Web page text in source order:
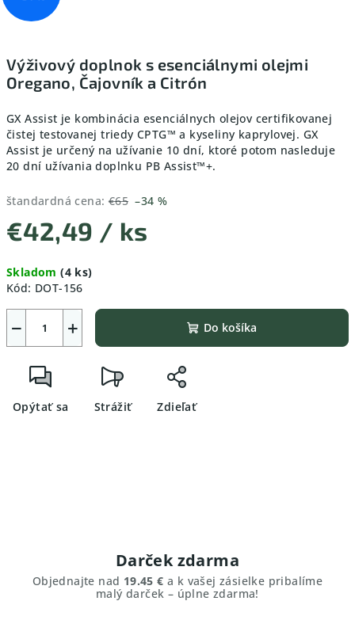
Výživový doplnok s esenciálnymi olejmi
Oregano, Čajovník a Citrón
GX Assist je kombinácia esenciálnych olejov certifikovanej
čistej testovanej triedy CPTG™ a kyseliny kaprylovej. GX
Assist je určený na užívanie 10 dní, ktoré potom nasleduje
20 dní užívania doplnku PB Assist™+.
štandardná cena: €65 –34 %
€42,49 / ks
cena:
Skladom(4 ks)
Kód: DOT-156
+
− Do košíka
Opýtať sa Strážiť Zdieľať
Darček zdarma
Objednajte nad 19.45 € a k vašej zásielke pribalíme
malý darček – úplne zdarma!